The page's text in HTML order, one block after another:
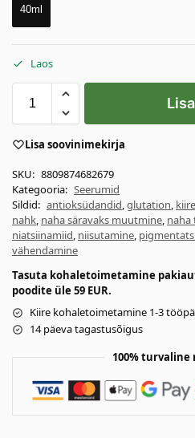
40ml
Laos
Lisa soovinimekirja
SKU: 8809874682679
Kategooria: Seerumid
Sildid: antioksüdandid,glutation,
nahk, naha säravaks muutmine, naha
niatsiinamiid, niisutamine,
vähendamine
Tasuta kohaletoimetamine
poodite üle 59 EUR.
Kiire kohaletoimetamine 1-3
14 päeva tagastusõigus
100% turvaline